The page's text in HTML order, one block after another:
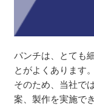
パンチは、とても
とがよくあります。
そのため、当社で
案、製作を実施でき